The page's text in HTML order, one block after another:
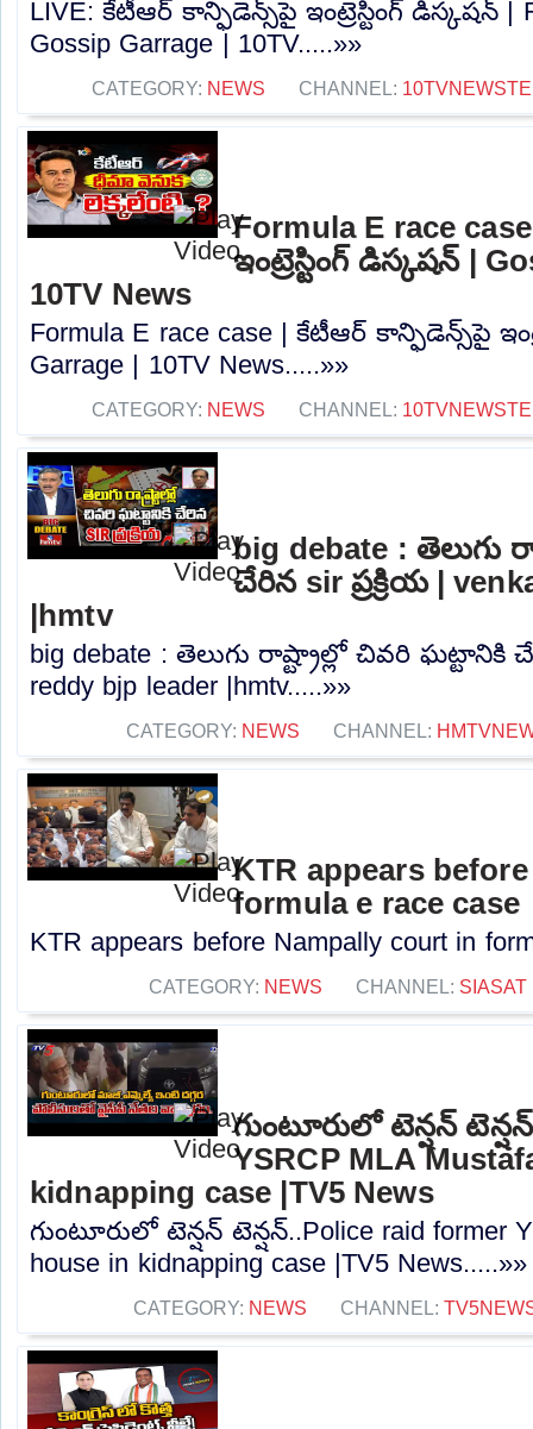
LIVE: కేటీఆర్ కాన్ఫిడెన్స్‌పై ఇంట్రెస్టింగ్ డిస్కషన్‌ |
Gossip Garrage | 10TV.....»»
CATEGORY: NEWS CHANNEL:
Formula E race
ఇంట్రెస్టింగ్ డిస్కషన్‌ |
10TV News
Formula E race case | కేటీఆర్ కాన్ఫిడెన్స్‌పై
Garrage | 10TV News.....»»
CATEGORY: NEWS CHANNEL:
big debate : తెలుగు
చేరిన sir ప్రక్రియ |
|hmtv
big debate : తెలుగు రాష్ట్రాల్లో చివరి ఘట్టానికి
reddy bjp leader |hmtv.....»»
CATEGORY: NEWS CHANNEL:
KTR appears
formula e race case
KTR appears before Nampally court in
CATEGORY: NEWS CHANNEL: SIASAT
గుంటూరులో టెన్షన్
YSRCP MLA
kidnapping case |TV5 News
గుంటూరులో టెన్షన్ టెన్షన్..Police raid former
house in kidnapping case |TV5 News.....»»
CATEGORY: NEWS CHANNEL: